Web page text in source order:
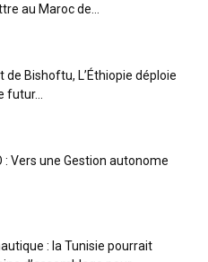
au Maroc de...
de Bishoftu, L’Éthiopie déploie
: Vers une Gestion autonome
: la Tunisie pourrait